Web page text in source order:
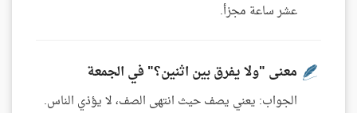
عشر ساعة مجزأ.
معنى "ولا يفرق بين اثنين؟" في الجمعة
الجواب: يعني يصف حيث انتهى الصف، لا يؤذي الناس.